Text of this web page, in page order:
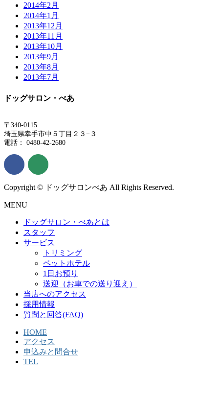
2014年2月
2014年1月
2013年12月
2013年11月
2013年10月
2013年9月
2013年8月
2013年7月
ドッグサロン・べあ
〒340-0115
埼玉県幸手市中５丁目２３−３
電話： 0480-42-2680
Copyright © ドッグサロンべあ All Rights Reserved.
MENU
ドッグサロン・べあとは
スタッフ
サービス
トリミング
ペットホテル
1日お預り
送迎（お車での送り迎え）
当店へのアクセス
採用情報
質問と回答(FAQ)
HOME
アクセス
申込みと問合せ
TEL